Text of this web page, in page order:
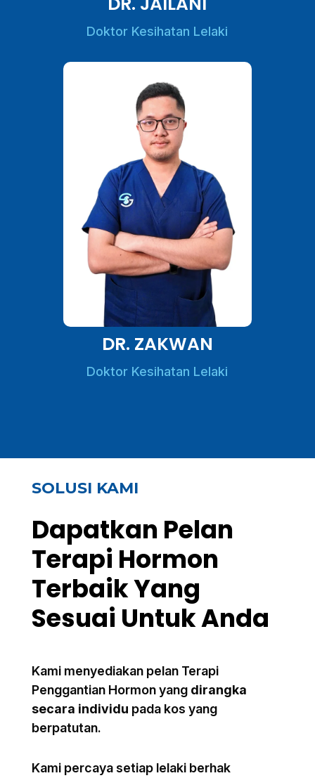
Doktor Kesihatan Lelaki
DR. ZAKWAN
Doktor Kesihatan Lelaki
SOLUSI KAMI
Dapatkan Pelan
Terapi Hormon
Terbaik Yang
Sesuai Untuk Anda
Kami menyediakan pelan Terapi
Penggantian Hormon yang dirangka
secara individu pada kos yang
berpatutan.
Kami percaya setiap lelaki berhak